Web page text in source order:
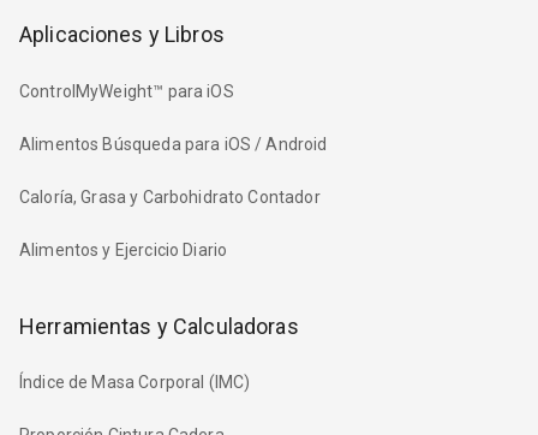
Aplicaciones y Libros
ControlMyWeight™ para iOS
Alimentos Búsqueda para iOS / Android
Caloría, Grasa y Carbohidrato Contador
Alimentos y Ejercicio Diario
Herramientas y Calculadoras
Índice de Masa Corporal (IMC)